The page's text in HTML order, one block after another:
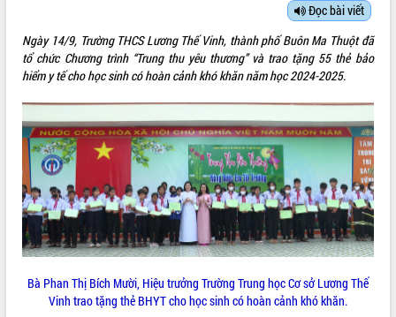
SỞ, BAN, NGÀNH
UBND CÁC XÃ, PHƯỜNG
THÔNG TIN CHỈ ĐẠO ĐIỀU HÀNH
HỆ THỐNG VĂN BẢN
VĂN BẢN HĐND TỈNH
ĐIỂM TIN VĂN BẢN
QUY HOẠCH - KẾ HOẠCH
Đọc bài viết
Ngày 14/9, Trường THCS Lương Thế Vinh, thành phố Buôn Ma Thuột đã
tổ chức Chương trình “Trung thu yêu thương” và trao tặng 55 thẻ bảo
hiểm y tế cho học sinh có hoàn cảnh khó khăn năm học 2024-2025.
Bà Phan Thị Bích Mười, Hiệu trưởng Trường Trung học Cơ sở Lương Thế
Vinh trao tặng thẻ BHYT cho học sinh có hoàn cảnh khó khăn.